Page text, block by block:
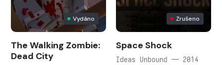
Vydáno
The Walking Zombie:
Dead City
Zrušeno
Space Shock
Ideas Unbound — 2014